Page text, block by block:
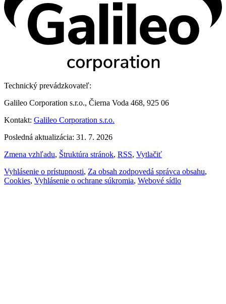
Technický prevádzkovateľ:
Galileo Corporation s.r.o., Čierna Voda 468, 925 06
Kontakt: Galileo Corporation s.r.o.
Posledná aktualizácia: 31. 7. 2026
Zmena vzhľadu, Štruktúra stránok, RSS, Vytlačiť
Vyhlásenie o prístupnosti, Za obsah zodpovedá správca obsahu,
Cookies, Vyhlásenie o ochrane súkromia, Webové sídlo